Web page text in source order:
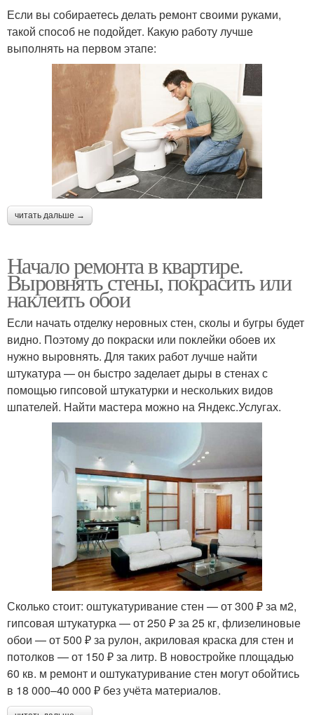
Если вы собираетесь делать ремонт своими руками,
такой способ не подойдет. Какую работу лучше
выполнять на первом этапе:
читать дальше →
Начало ремонта в квартире.
Выровнять стены, покрасить или
наклеить обои
Если начать отделку неровных стен, сколы и бугры будет
видно. Поэтому до покраски или поклейки обоев их
нужно выровнять. Для таких работ лучше найти
штукатура — он быстро заделает дыры в стенах с
помощью гипсовой штукатурки и нескольких видов
шпателей. Найти мастера можно на Яндекс.Услугах.
Сколько стоит: оштукатуривание стен — от 300 ₽ за м2,
гипсовая штукатурка — от 250 ₽ за 25 кг, флизелиновые
обои — от 500 ₽ за рулон, акриловая краска для стен и
потолков — от 150 ₽ за литр. В новостройке площадью
60 кв. м ремонт и оштукатуривание стен могут обойтись
в 18 000–40 000 ₽ без учёта материалов.